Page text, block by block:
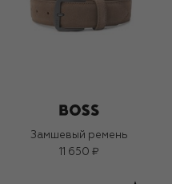
Замшевый ремень
11 650 ₽